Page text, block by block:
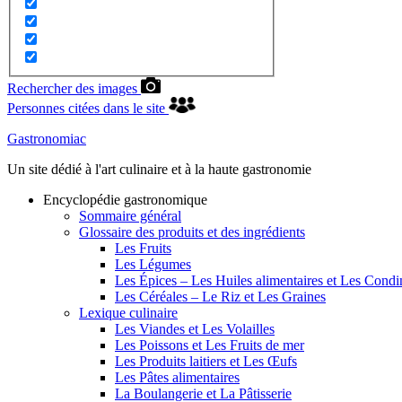
Rechercher des images
Personnes citées dans le site
Gastronomiac
Un site dédié à l'art culinaire et à la haute gastronomie
Encyclopédie gastronomique
Sommaire général
Glossaire des produits et des ingrédients
Les Fruits
Les Légumes
Les Épices – Les Huiles alimentaires et Les
Les Céréales – Le Riz et Les Graines
Lexique culinaire
Les Viandes et Les Volailles
Les Poissons et Les Fruits de mer
Les Produits laitiers et Les Œufs
Les Pâtes alimentaires
La Boulangerie et La Pâtisserie